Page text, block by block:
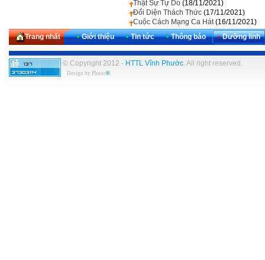
Thật Sự Tự Do (18/11/2021)
Đối Diện Thách Thức (17/11/2021)
Cuộc Cách Mạng Ca Hát (16/11/2021)
Trang nhất
• Giới thiệu • Tin tức • Thông báo • Dưỡng linh
© Copyright 2012 - HTTL Vĩnh Phước. All right reserved.
Design by Phuoc®